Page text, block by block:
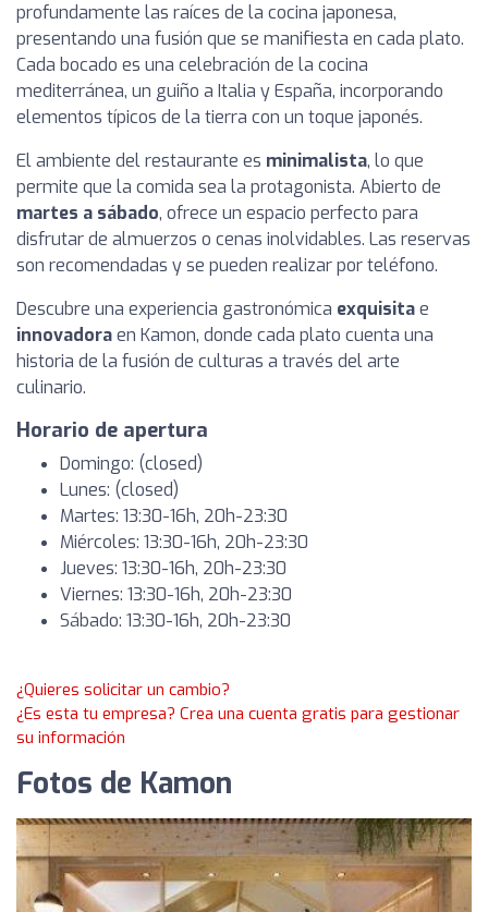
profundamente las raíces de la cocina japonesa,
presentando una fusión que se manifiesta en cada plato.
Cada bocado es una celebración de la cocina
mediterránea, un guiño a Italia y España, incorporando
elementos típicos de la tierra con un toque japonés.
El ambiente del restaurante es minimalista, lo que
permite que la comida sea la protagonista. Abierto de
martes a sábado, ofrece un espacio perfecto para
disfrutar de almuerzos o cenas inolvidables. Las reservas
son recomendadas y se pueden realizar por teléfono.
Descubre una experiencia gastronómica exquisitae
innovadoraen Kamon, donde cada plato cuenta una
historia de la fusión de culturas a través del arte
culinario.
Horario de apertura
Domingo: (closed)
Lunes: (closed)
Martes: 13:30-16h, 20h-23:30
Miércoles: 13:30-16h, 20h-23:30
Jueves: 13:30-16h, 20h-23:30
Viernes: 13:30-16h, 20h-23:30
Sábado: 13:30-16h, 20h-23:30
¿Quieres solicitar un cambio?
¿Es esta tu empresa? Crea una cuenta gratis para gestionar
su información
Fotos de Kamon